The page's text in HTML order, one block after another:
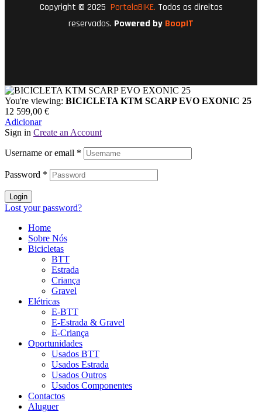
Copyright © 2025 PortelaBIKE. Todos os direitos
reservados. Powered by BoopIT
You're viewing: BICICLETA KTM SCARP EVO EXONIC 25
12 599,00 €
Adicionar
Sign in Create an Account
Username or email *
Password *
Login
Lost your password?
Home
Sobre Nós
Bicicletas
BTT
Estrada
Criança
Gravel
Elétricas
E-BTT
E-Estrada & Gravel
E-Criança
Oportunidades
Usados BTT
Usados Estrada
Usados Outros
Usados Componentes
Contactos
Aluguer